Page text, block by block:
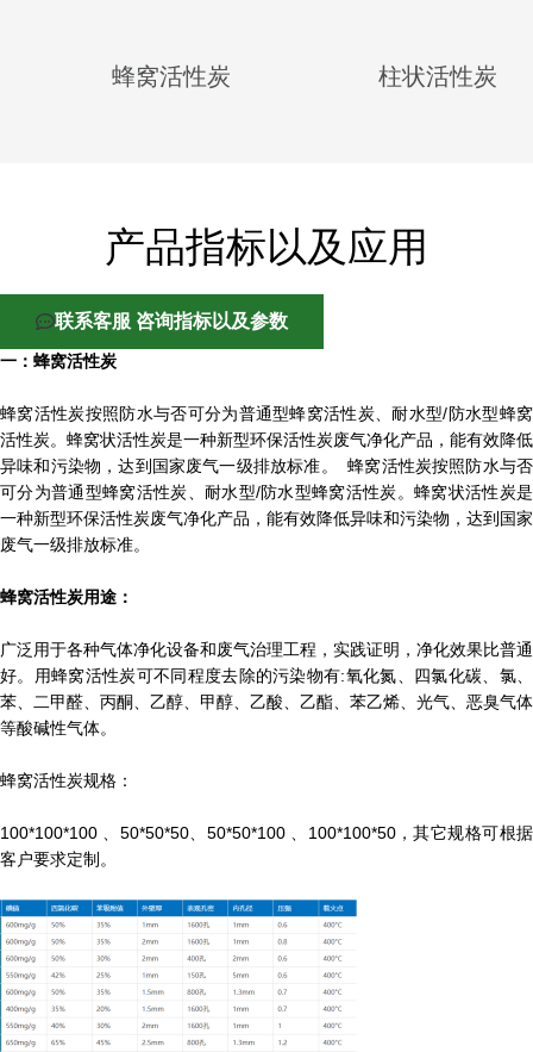
蜂窝活性炭 柱状活性炭
产品指标以及应用
联系客服 咨询指标以及参数
一：蜂窝活性炭
蜂窝活性炭按照防水与否可分为普通型蜂窝活性炭、耐水型/防水型蜂窝
活性炭。蜂窝状活性炭是一种新型环保活性炭废气净化产品，能有效降低
异味和污染物，达到国家废气一级排放标准。 蜂窝活性炭按照防水与否
可分为普通型蜂窝活性炭、耐水型/防水型蜂窝活性炭。蜂窝状活性炭是
一种新型环保活性炭废气净化产品，能有效降低异味和污染物，达到国家
废气一级排放标准。
蜂窝活性炭用途：
广泛用于各种气体净化设备和废气治理工程，实践证明，净化效果比普通
好。用蜂窝活性炭可不同程度去除的污染物有:氧化氮、四氯化碳、氯、
苯、二甲醛、丙酮、乙醇、甲醇、乙酸、乙酯、苯乙烯、光气、恶臭气体
等酸碱性气体。
蜂窝活性炭规格：
100*100*100 、50*50*50、50*50*100 、100*100*50，其它规格可根据
客户要求定制。